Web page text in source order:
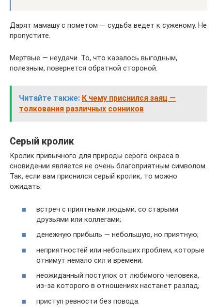
Дарят мамашу с пометом — судьба ведет к суженому. Не
пропустите.
Мертвые — неудачи. То, что казалось выгодным,
полезным, повернется обратной стороной.
Читайте также: К чему приснился заяц —
толкования различных сонников
Серый кролик
Кролик привычного для природы серого окраса в
сновидении является не очень благоприятным символом.
Так, если вам приснился серый кролик, то можно
ожидать:
встреч с приятными людьми, со старыми
друзьями или коллегами;
денежную прибыль — небольшую, но приятную;
неприятностей или небольших проблем, которые
отнимут немало сил и времени;
неожиданный поступок от любимого человека,
из-за которого в отношениях настанет разлад;
приступ ревности без повода.